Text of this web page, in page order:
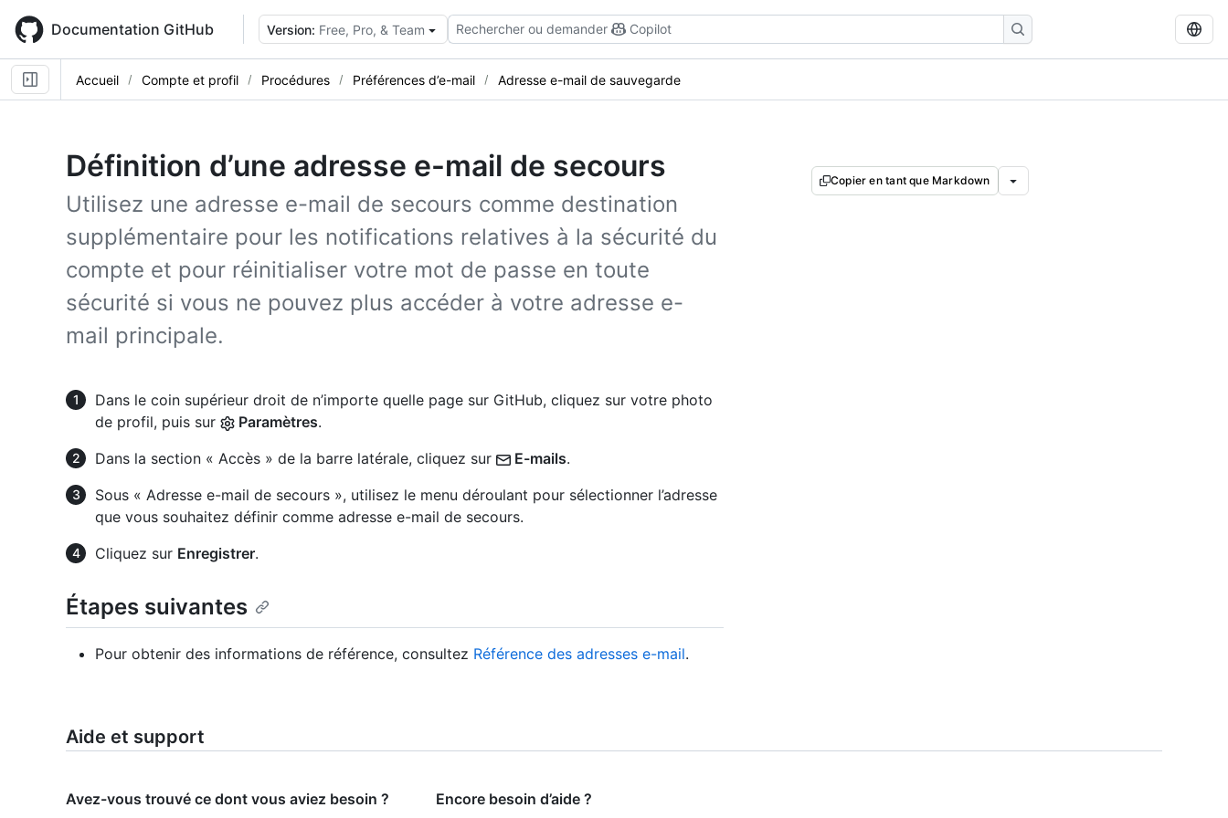
main
content
Documentation GitHub Version: Free, Pro, & Team Rechercher ou demander Copilot
Accueil Compte et profil Procédures Préférences d’e-mail Adresse e-mail de sauvegarde
Définition d’une adresse e-mail de secours
Utilisez une adresse e-mail de secours comme destination
supplémentaire pour les notifications relatives à la sécurité du
compte et pour réinitialiser votre mot de passe en toute
sécurité si vous ne pouvez plus accéder à votre adresse e-
mail principale.
Copier en tant que Markdown
Dans le coin supérieur droit de n’importe quelle page sur GitHub, cliquez sur votre photo
de profil, puis sur
Paramètres.
Dans la section « Accès » de la barre latérale, cliquez sur
E-mails.
Sous « Adresse e-mail de secours », utilisez le menu déroulant pour sélectionner l’adresse
que vous souhaitez définir comme adresse e-mail de secours.
Cliquez sur Enregistrer.
Étapes suivantes
Pour obtenir des informations de référence, consultez Référence des adresses e-mail.
Aide et support
Avez-vous trouvé ce dont vous aviez besoin ? Encore besoin d’aide ?